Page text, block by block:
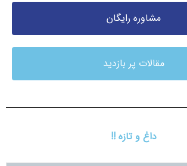
مشاوره رایگان
مقالات پر بازدید
داغ و تازه !!